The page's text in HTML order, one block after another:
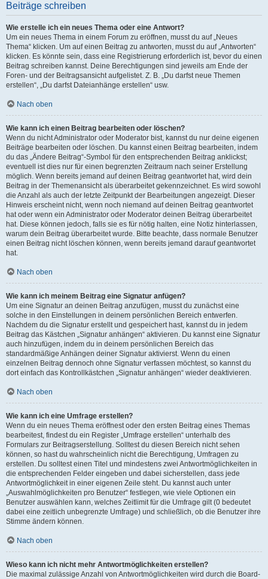
Beiträge schreiben
Wie erstelle ich ein neues Thema oder eine Antwort?
Um ein neues Thema in einem Forum zu eröffnen, musst du auf „Neues
Thema“ klicken. Um auf einen Beitrag zu antworten, musst du auf „Antworten“
klicken. Es könnte sein, dass eine Registrierung erforderlich ist, bevor du einen
Beitrag schreiben kannst. Deine Berechtigungen sind jeweils am Ende der
Foren- und der Beitragsansicht aufgelistet. Z. B. „Du darfst neue Themen
erstellen“, „Du darfst Dateianhänge erstellen“ usw.
Nach oben
Wie kann ich einen Beitrag bearbeiten oder löschen?
Wenn du nicht Administrator oder Moderator bist, kannst du nur deine eigenen
Beiträge bearbeiten oder löschen. Du kannst einen Beitrag bearbeiten, indem
du das „Ändere Beitrag“-Symbol für den entsprechenden Beitrag anklickst;
eventuell ist dies nur für einen begrenzten Zeitraum nach seiner Erstellung
möglich. Wenn bereits jemand auf deinen Beitrag geantwortet hat, wird dein
Beitrag in der Themenansicht als überarbeitet gekennzeichnet. Es wird sowohl
die Anzahl als auch der letzte Zeitpunkt der Bearbeitungen angezeigt. Dieser
Hinweis erscheint nicht, wenn noch niemand auf deinen Beitrag geantwortet
hat oder wenn ein Administrator oder Moderator deinen Beitrag überarbeitet
hat. Diese können jedoch, falls sie es für nötig halten, eine Notiz hinterlassen,
warum dein Beitrag überarbeitet wurde. Bitte beachte, dass normale Benutzer
einen Beitrag nicht löschen können, wenn bereits jemand darauf geantwortet
hat.
Nach oben
Wie kann ich meinem Beitrag eine Signatur anfügen?
Um eine Signatur an deinen Beitrag anzufügen, musst du zunächst eine
solche in den Einstellungen in deinem persönlichen Bereich entwerfen.
Nachdem du die Signatur erstellt und gespeichert hast, kannst du in jedem
Beitrag das Kästchen „Signatur anhängen“ aktivieren. Du kannst eine Signatur
auch hinzufügen, indem du in deinem persönlichen Bereich das
standardmäßige Anhängen deiner Signatur aktivierst. Wenn du einen
einzelnen Beitrag dennoch ohne Signatur verfassen möchtest, so kannst du
dort einfach das Kontrollkästchen „Signatur anhängen“ wieder deaktivieren.
Nach oben
Wie kann ich eine Umfrage erstellen?
Wenn du ein neues Thema eröffnest oder den ersten Beitrag eines Themas
bearbeitest, findest du ein Register „Umfrage erstellen“ unterhalb des
Formulars zur Beitragserstellung. Solltest du diesen Bereich nicht sehen
können, so hast du wahrscheinlich nicht die Berechtigung, Umfragen zu
erstellen. Du solltest einen Titel und mindestens zwei Antwortmöglichkeiten in
die entsprechenden Felder eingeben und dabei sicherstellen, dass jede
Antwortmöglichkeit in einer eigenen Zeile steht. Du kannst auch unter
„Auswahlmöglichkeiten pro Benutzer“ festlegen, wie viele Optionen ein
Benutzer auswählen kann, welches Zeitlimit für die Umfrage gilt (0 bedeutet
dabei eine zeitlich unbegrenzte Umfrage) und schließlich, ob die Benutzer ihre
Stimme ändern können.
Nach oben
Wieso kann ich nicht mehr Antwortmöglichkeiten erstellen?
Die maximal zulässige Anzahl von Antwortmöglichkeiten wird durch die Board-